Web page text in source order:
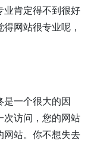
业肯定得不到很好
网站很专业呢，
是一个很大的因
次访问，您的网站
网站。你不想失去